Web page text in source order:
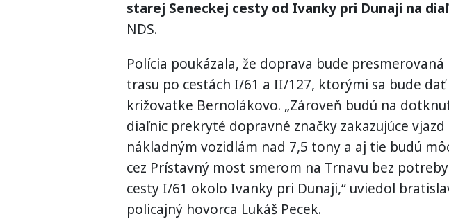
starej Seneckej cesty od Ivanky pri Dunaji na
NDS.
Polícia poukázala, že doprava bude
trasu po cestách I/61 a II/127, ktorými sa bude
križovatke Bernolákovo. „Zároveň budú na
diaľnic prekryté dopravné značky zakazujúce
nákladným vozidlám nad 7,5 tony a aj tie budú
cez Prístavný most smerom na Trnavu bez
cesty I/61 okolo Ivanky pri Dunaji,“ uviedol
policajný hovorca Lukáš Pecek.